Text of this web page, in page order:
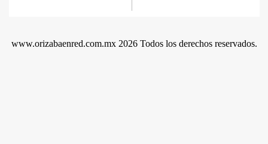
www.orizabaenred.com.mx 2026 Todos los derechos reservados.